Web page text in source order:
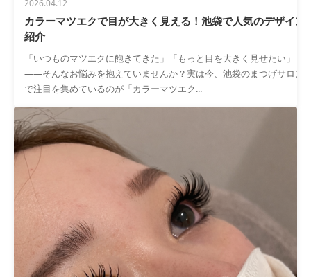
2026.04.12
カラーマツエクで目が大きく見える！池袋で人気のデザイン
紹介
「いつものマツエクに飽きてきた」「もっと目を大きく見せたい」
——そんなお悩みを抱えていませんか？実は今、池袋のまつげサロン
で注目を集めているのが「カラーマツエク...